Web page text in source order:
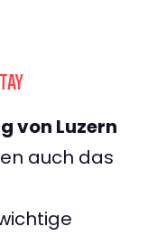
von Luzern
auch das